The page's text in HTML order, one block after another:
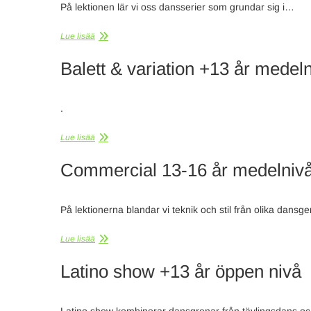
På lektionen lär vi oss dansserier som grundar sig i…
Lue lisää
Balett & variation +13 år
.
Lue lisää
Commercial 13-16 år
På lektionerna blandar vi teknik och stil från olika
Lue lisää
Latino show +13 år öppen nivå